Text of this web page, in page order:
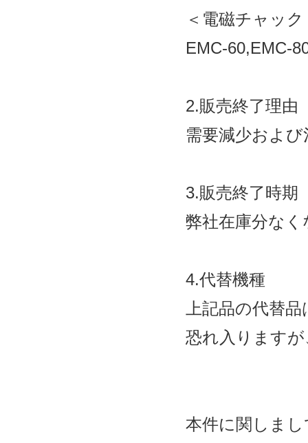
＜電磁チャッ
EMC-60,EMC-
2.販売終了理由
需要減少およ
3.販売終了時期
弊社在庫分な
4.代替機種
上記品の代替
恐れ入ります
本件に関しま